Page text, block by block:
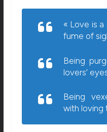
« Love is
fume of
Being
lovers’
Being
with loving